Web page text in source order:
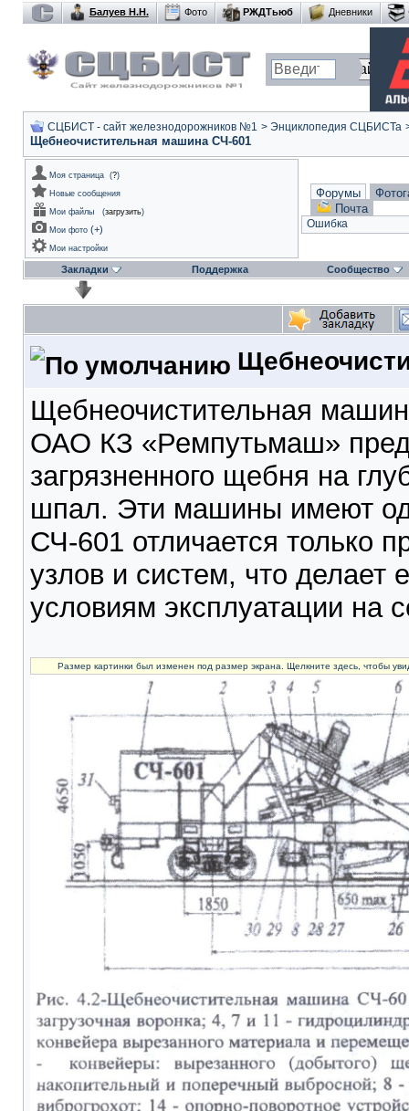
Балуев Н.Н. Фото РЖДТьюб Дневники
СЦБИСТ - сайт железнодорожников №1 > Энциклопедия СЦБИСТа
Щебнеочистительная машина СЧ-601
Моя страница (?)
Новые сообщения
Мои файлы
(загрузить)
Мои фото (+)
Мои настройки
Форумы
Почта
Ошибка
Закладки Поддержка Сообщество
Щебнеочистительная
ОАО КЗ «Ремпутьмаш»
загрязненного щебня на
шпал. Эти машины имеют
СЧ-601 отличается только
узлов и систем, что делает
условиям эксплуатации
Размер картинки был изменен под размер экрана. Щелкните здесь, чтобы